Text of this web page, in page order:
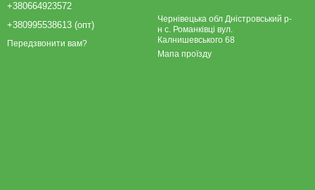
+380664923572
+380995538613 (опт)
Передзвонити вам?
Чернівецька обл Дністровський р-
н с. Романківці вул.
Калнишевського 68
Мапа проїзду